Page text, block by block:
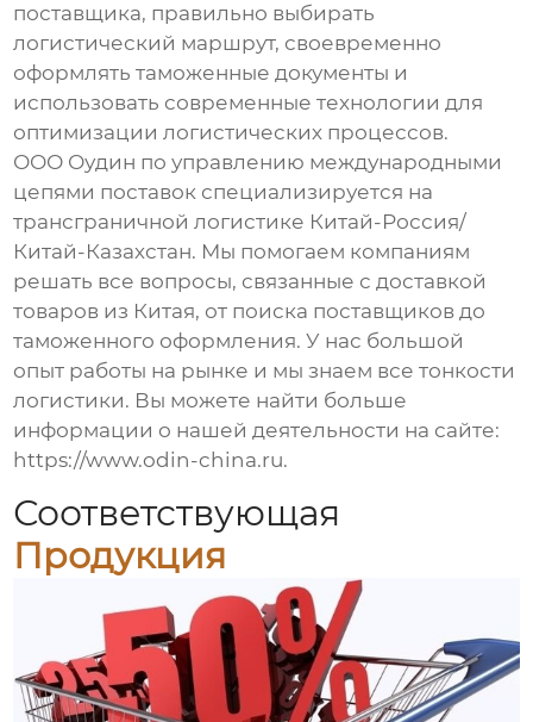
поставщика, правильно выбирать
логистический маршрут, своевременно
оформлять таможенные документы и
использовать современные технологии для
оптимизации логистических процессов.
ООО Оудин по управлению международными
цепями поставок специализируется на
трансграничной логистике Китай-Россия/
Китай-Казахстан. Мы помогаем компаниям
решать все вопросы, связанные с доставкой
товаров из Китая, от поиска поставщиков до
таможенного оформления. У нас большой
опыт работы на рынке и мы знаем все тонкости
логистики. Вы можете найти больше
информации о нашей деятельности на сайте:
https://www.odin-china.ru.
Соответствующая
Продукция